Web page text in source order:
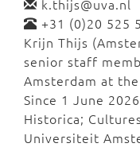
k.thijs@uva.nl
+31 (0)20 525
Krijn Thijs
senior staff
Amsterdam at
Since 1 June
Historica;
Universiteit